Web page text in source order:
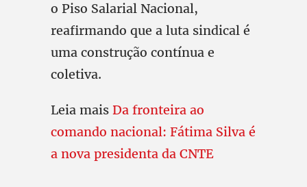
o Piso Salarial Nacional,
reafirmando que a luta sindical é
uma construção contínua e
coletiva.
Leia mais Da fronteira ao
comando nacional: Fátima Silva é
a nova presidenta da CNTE